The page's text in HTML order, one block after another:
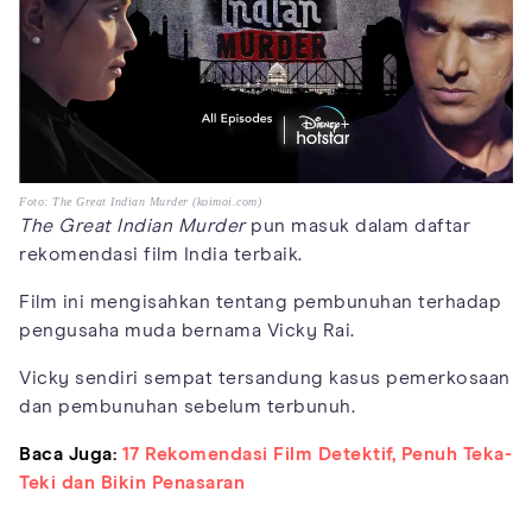
Foto: The Great Indian Murder (koimoi.com)
The Great Indian Murderpun masuk dalam daftar
rekomendasi film India terbaik.
Film ini mengisahkan tentang pembunuhan terhadap
pengusaha muda bernama Vicky Rai.
Vicky sendiri sempat tersandung kasus pemerkosaan
dan pembunuhan sebelum terbunuh.
Baca Juga: 17 Rekomendasi Film Detektif, Penuh Teka-
Teki dan Bikin Penasaran